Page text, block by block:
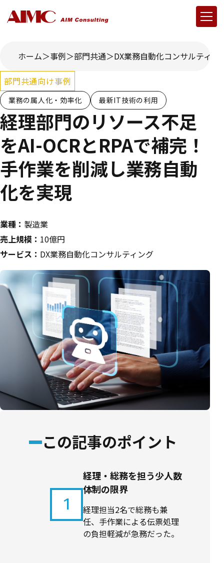
ホーム 事例 部門共通 DX業務自動化コンサルティン
部門共通向け事例
業務の属人化・効率化 最新IT技術の利用
経理部門のリソース不足
をAI-OCRとRPAで補完！
手作業を削減し業務自動
化を実現
業種： 製造業
売上規模： 10億円
サービス： DX業務自動化コンサルティング
この記事のポイント
1
経理・総務を担う少人数
体制の限界
経理担当2名で総務も兼
任、手作業による伝票処理
の負担軽減が急務だった。